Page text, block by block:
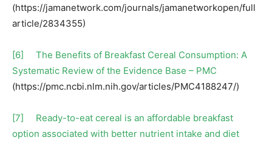
(https://jamanetwork.com/journals/jamanetworkopen/full
article/2834355)
[6]
The Benefits of Breakfast Cereal Consumption: A
Systematic Review of the Evidence Base – PMC
(https://pmc.ncbi.nlm.nih.gov/articles/PMC4188247/)
[7]
Ready-to-eat cereal is an affordable breakfast
option associated with better nutrient intake and diet